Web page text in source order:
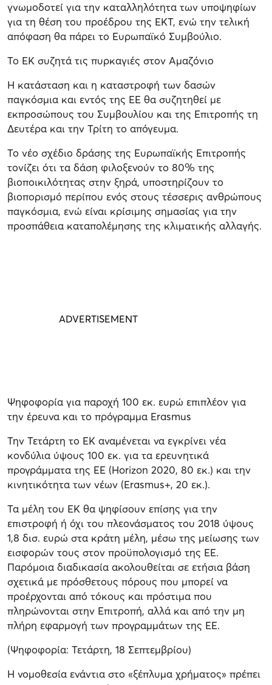
γνωμοδοτεί για την καταλληλότητα των υποψηφίων
για τη θέση του προέδρου της ΕΚΤ, ενώ την τελική
απόφαση θα πάρει το Ευρωπαϊκό Συμβούλιο.
Το ΕΚ συζητά τις πυρκαγιές στον Αμαζόνιο
Η κατάσταση και η καταστροφή των δασών
παγκόσμια και εντός της ΕΕ θα συζητηθεί με
εκπροσώπους του Συμβουλίου και της Επιτροπής τη
Δευτέρα και την Τρίτη το απόγευμα.
Το νέο σχέδιο δράσης της Ευρωπαϊκής Επιτροπής
τονίζει ότι τα δάση φιλοξενούν το 80% της
βιοποικιλότητας στην ξηρά, υποστηρίζουν το
βιοπορισμό περίπου ενός στους τέσσερις ανθρώπους
παγκόσμια, ενώ είναι κρίσιμης σημασίας για την
προσπάθεια καταπολέμησης της κλιματικής αλλαγής.
Ψηφοφορία για παροχή 100 εκ. ευρώ επιπλέον για
την έρευνα και το πρόγραμμα Erasmus
Την Τετάρτη το ΕΚ αναμένεται να εγκρίνει νέα
κονδύλια ύψους 100 εκ. για τα ερευνητικά
προγράμματα της ΕΕ (Horizon 2020, 80 εκ.) και την
κινητικότητα των νέων (Erasmus+, 20 εκ.).
Τα μέλη του ΕΚ θα ψηφίσουν επίσης για την
επιστροφή ή όχι του πλεονάσματος του 2018 ύψους
1,8 δισ. ευρώ στα κράτη μέλη, μέσω της μείωσης των
εισφορών τους στον προϋπολογισμό της ΕΕ.
Παρόμοια διαδικασία ακολουθείται σε ετήσια βάση
σχετικά με πρόσθετους πόρους που μπορεί να
προέρχονται από τόκους και πρόστιμα που
πληρώνονται στην Επιτροπή, αλλά και από την μη
πλήρη εφαρμογή των προγραμμάτων της ΕΕ.
(Ψηφοφορία: Τετάρτη, 18 Σεπτεμβρίου)
Η νομοθεσία ενάντια στο «ξέπλυμα χρήματος» πρέπει